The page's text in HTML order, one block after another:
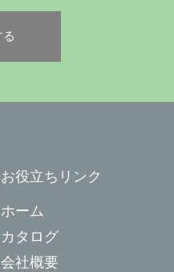
お役立ちリンク
ホーム
カタログ
会社概要